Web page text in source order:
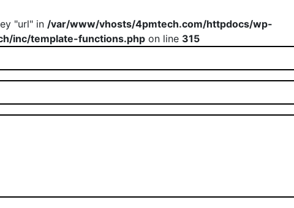
"url" in /var/www/vhosts/4pmtech.com/httpdocs/wp-
inc/template-functions.php on line 315